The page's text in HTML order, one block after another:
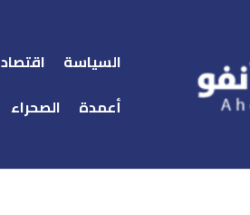
السياسة اقتصاد
أعمدة
الصحراء